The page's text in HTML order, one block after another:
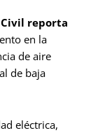
reporta
en la
de aire
de baja
eléctrica,